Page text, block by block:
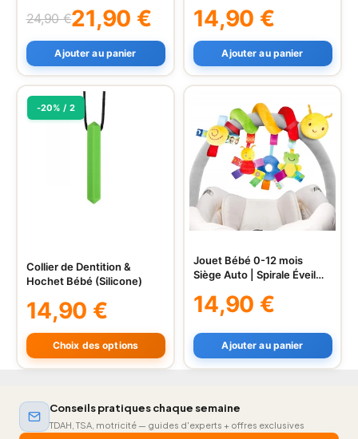
24,90€
Le
prix
initial
était :
24,90 €.
21,90 €
Le
prix
actuel
est :
21,90 €.
Ajouter au panier
14,90 €
Ajouter au panier
-20% / 2
Collier de Dentition &
Hochet Bébé (Silicone)
14,90 €
Choix des options
Ce
produit
a
plusieurs
variations.
Les
peuvent
être
Jouet Bébé 0-12 mois
Siège Auto | Spirale Éveil
14,90 €
Ajouter au panier
Conseils pratiques chaque semaine
TDAH, TSA, motricité — guides d'experts + offres exclusives